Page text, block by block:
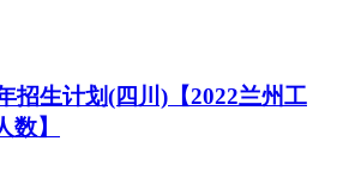
招生计划(四川)【2022兰州工
】